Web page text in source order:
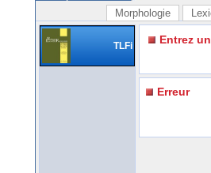
Morphologie
TLFi Entrez
Erreur